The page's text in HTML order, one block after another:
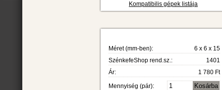
Kompatibilis gépek listája
Méret (mm-ben):
6 x 6 x 15
SzénkefeShop rend.sz.:
1401
Ár:
1 780 Ft
Mennyiség (pár):